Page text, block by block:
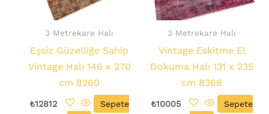
3 Metrekare Halı
Eşsiz Güzelliğe Sahip
Vintage Halı 146 x 270
cm 8260
₺12812
Sepete
3 Metrekare Halı
Vintage Eskitme El
Dokuma Halı 131 x 235
cm 8368
₺10005
Sepete